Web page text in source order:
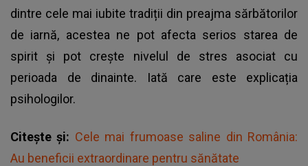
dintre cele mai iubite tradiții din preajma sărbătorilor
de iarnă, acestea ne pot afecta serios starea de
spirit și pot crește nivelul de stres asociat cu
perioada de dinainte. Iată care este explicația
psihologilor.
Citește și: Cele mai frumoase saline din România:
Au beneficii extraordinare pentru sănătate